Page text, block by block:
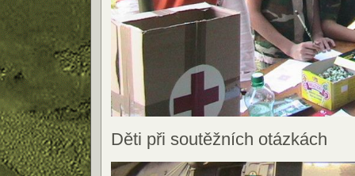
Děti při soutěžních otázkách